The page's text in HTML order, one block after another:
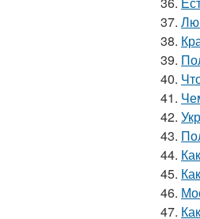
37.
38.
39.
40.
41.
42.
43.
44.
45.
46.
47.